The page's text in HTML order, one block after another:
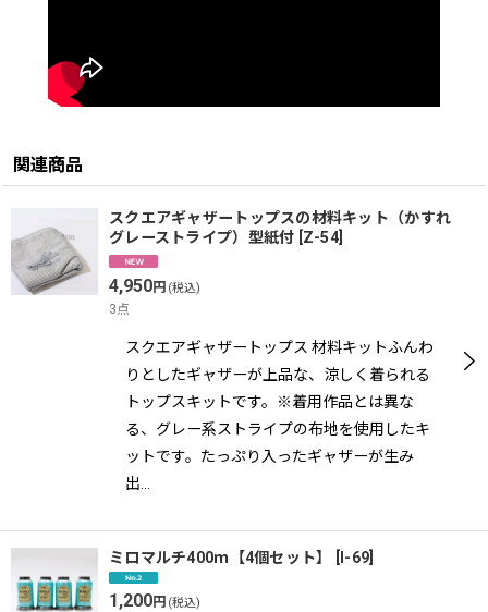
関連商品
スクエアギャザートップスの材料キット（かすれ
グレーストライプ）型紙付 Z-54
4,950円 (税込)
3点
スクエアギャザートップス 材料キットふんわ
りとしたギャザーが上品な、涼しく着られる
トップスキットです。※着用作品とは異な
る、グレー系ストライプの布地を使用したキ
ットです。たっぷり入ったギャザーが生み
出…
ミロマルチ400ｍ【4個セット】 I-69
1,200円 (税込)